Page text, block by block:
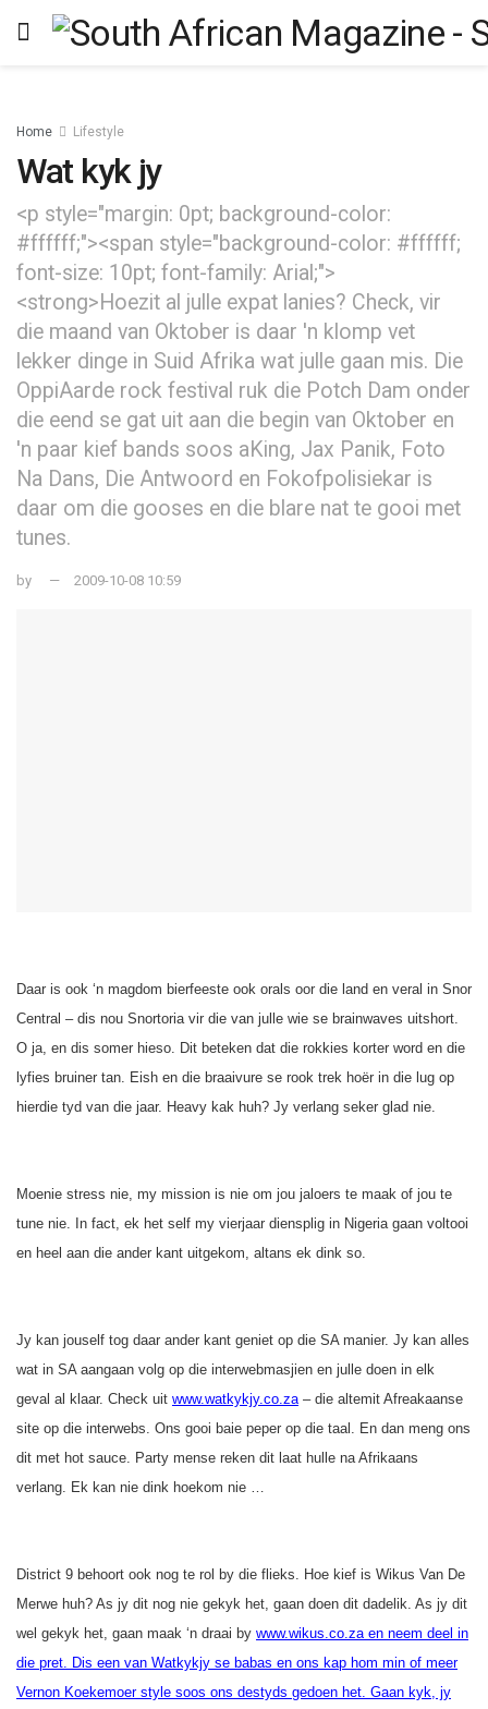
Home Lifestyle
Wat kyk jy
<p style="margin: 0pt; background-color:
#ffffff;"><span style="background-color: #ffffff;
font-size: 10pt; font-family: Arial;">
<strong>Hoezit al julle expat lanies? Check, vir
die maand van Oktober is daar 'n klomp vet
lekker dinge in Suid Afrika wat julle gaan mis. Die
OppiAarde rock festival ruk die Potch Dam onder
die eend se gat uit aan die begin van Oktober en
'n paar kief bands soos aKing, Jax Panik, Foto
Na Dans, Die Antwoord en Fokofpolisiekar is
daar om die gooses en die blare nat te gooi met
tunes.
by 2009-10-08 10:59
Daar is ook ‘n magdom bierfeeste ook orals oor die land en veral in Snor
Central – dis nou Snortoria vir die van julle wie se brainwaves uitshort.
O ja, en dis somer hieso. Dit beteken dat die rokkies korter word en die
lyfies bruiner tan. Eish en die braaivure se rook trek hoër in die lug op
hierdie tyd van die jaar. Heavy kak huh? Jy verlang seker glad nie.
Moenie stress nie, my mission is nie om jou jaloers te maak of jou te
tune nie. In fact, ek het self my vierjaar diensplig in Nigeria gaan voltooi
en heel aan die ander kant uitgekom, altans ek dink so.
Jy kan jouself tog daar ander kant geniet op die SA manier. Jy kan alles
wat in SA aangaan volg op die interwebmasjien en julle doen in elk
geval al klaar. Check uit www.watkykjy.co.za – die altemit Afreakaanse
site op die interwebs. Ons gooi baie peper op die taal. En dan meng ons
dit met hot sauce. Party mense reken dit laat hulle na Afrikaans
verlang. Ek kan nie dink hoekom nie …
District 9 behoort ook nog te rol by die flieks. Hoe kief is Wikus Van De
Merwe huh? As jy dit nog nie gekyk het, gaan doen dit dadelik. As jy dit
wel gekyk het, gaan maak ‘n draai by www.wikus.co.za en neem deel in
die pret. Dis een van Watkykjy se babas en ons kap hom min of meer
Vernon Koekemoer style soos ons destyds gedoen het. Gaan kyk, jy